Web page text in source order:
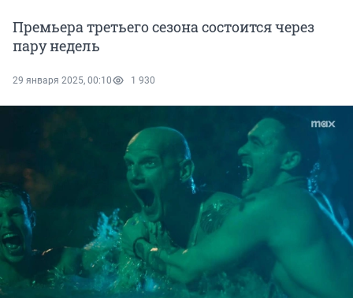
Премьера третьего сезона состоится через
пару недель
29 января 2025, 00:10 1 930